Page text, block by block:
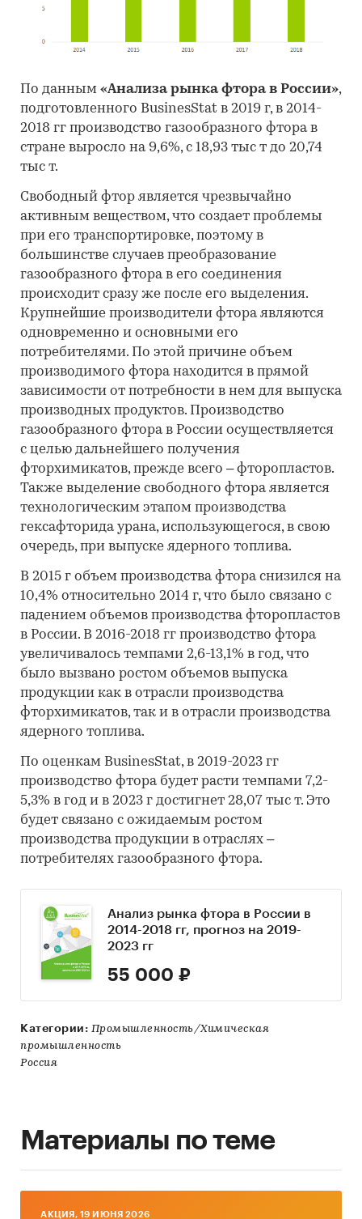
По данным «Анализа рынка фтора в России»,
подготовленного BusinesStat в 2019 г, в 2014-
2018 гг производство газообразного фтора в
стране выросло на 9,6%, с 18,93 тыс т до 20,74
тыс т.
Свободный фтор является чрезвычайно
активным веществом, что создает проблемы
при его транспортировке, поэтому в
большинстве случаев преобразование
газообразного фтора в его соединения
происходит сразу же после его выделения.
Крупнейшие производители фтора являются
одновременно и основными его
потребителями. По этой причине объем
производимого фтора находится в прямой
зависимости от потребности в нем для выпуска
производных продуктов. Производство
газообразного фтора в России осуществляется
с целью дальнейшего получения
фторхимикатов, прежде всего – фторопластов.
Также выделение свободного фтора является
технологическим этапом производства
гексафторида урана, использующегося, в свою
очередь, при выпуске ядерного топлива.
В 2015 г объем производства фтора снизился на
10,4% относительно 2014 г, что было связано с
падением объемов производства фторопластов
в России. В 2016-2018 гг производство фтора
увеличивалось темпами 2,6-13,1% в год, что
было вызвано ростом объемов выпуска
продукции как в отрасли производства
фторхимикатов, так и в отрасли производства
ядерного топлива.
По оценкам BusinesStat, в 2019-2023 гг
производство фтора будет расти темпами 7,2-
5,3% в год и в 2023 г достигнет 28,07 тыс т. Это
будет связано с ожидаемым ростом
производства продукции в отраслях –
потребителях газообразного фтора.
Анализ рынка фтора в России в
2014-2018 гг, прогноз на 2019-
2023 гг
55 000 ₽
Категории: Промышленность/Химическая
промышленность
Россия
Материалы по теме
AКЦИЯ, 19 ИЮНЯ 2026